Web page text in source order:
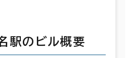
名駅のビル概要